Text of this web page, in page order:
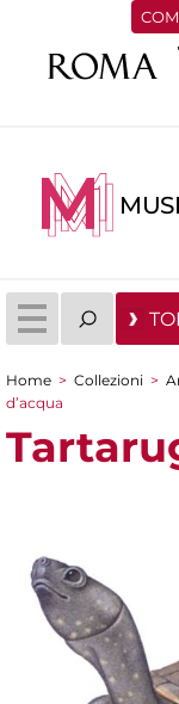
You are here
Home > Collezioni >
d’acqua